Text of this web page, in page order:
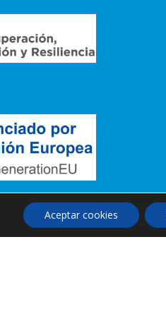
Aceptar cookies